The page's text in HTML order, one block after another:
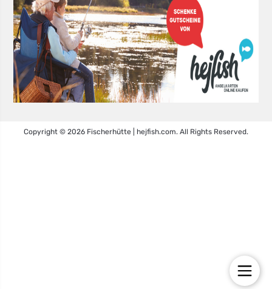
Copyright © 2026 Fischerhütte | hejfish.com. All Rights Reserved.